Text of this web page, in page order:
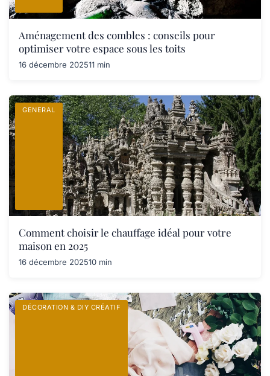
Aménagement des combles : conseils pour
optimiser votre espace sous les toits
16 décembre 202511 min
GENERAL
Comment choisir le chauffage idéal pour votre
maison en 2025
16 décembre 202510 min
DÉCORATION & DIY CRÉATIF